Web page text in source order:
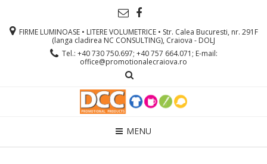
FIRME LUMINOASE • LITERE VOLUMETRICE • Str. Calea Bucuresti, nr. 291F
(langa cladirea NC CONSULTING), Craiova - DOLJ
Tel.: +40 730 750.697; +40 757 664.071; E-mail:
office@promotionalecraiova.ro
MENU